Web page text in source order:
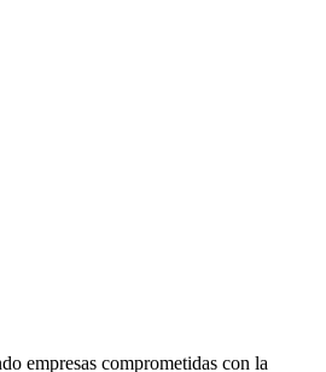
empresas comprometidas con la